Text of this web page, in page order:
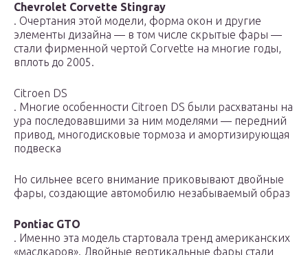
Chevrolet Corvette Stingray
. Очертания этой модели, форма окон и другие
элементы дизайна — в том числе скрытые фары —
стали фирменной чертой Corvette на многие годы,
вплоть до 2005.
Citroen DS
. Многие особенности Citroen DS были расхватаны на
ура последовавшими за ним моделями — передний
привод, многодисковые тормоза и амортизирующая
подвеска
Но сильнее всего внимание приковывают двойные
фары, создающие автомобилю незабываемый образ
Pontiac GTO
. Именно эта модель стартовала тренд американских
«маслкаров». Двойные вертикальные фары стали